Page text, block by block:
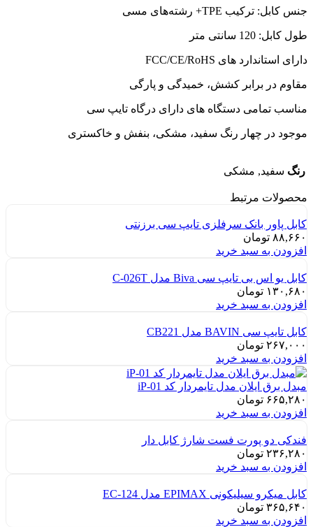
جنس کابل: ترکیب TPE+ رشته‌های مسی
طول کابل: 120 سانتی متر
دارای استاندارد های FCC/CE/RoHS
مقاوم در برابر کشش، خمیدگی و پارگی
مناسب تمامی دستگاه های دارای درگاه تایپ سی
موجود در چهار رنگ سفید، مشکی، بنفش و خاکستری
رنگ سفید, مشکی
محصولات مرتبط
کابل پاور بانک سرفلزی تایپ سی برزنتی
۸۸,۶۶۰ تومان
افزودن به سبد خرید
کابل یو اس بی تایپ سی Biva مدل C-026T
۱۳۰,۶۸۰ تومان
افزودن به سبد خرید
کابل تایپ سی BAVIN مدل CB221
۲۶۷,۰۰۰ تومان
افزودن به سبد خرید
مبدل برق ایلان مدل تایمردار کد iP-01
۶۶۵,۲۸۰ تومان
افزودن به سبد خرید
فندکی دو پورت فست شارژ کابل دار
۲۳۶,۲۸۰ تومان
افزودن به سبد خرید
کابل میکرو سیلیکونی EPIMAX مدل EC-124
۳۶۵,۶۴۰ تومان
افزودن به سبد خرید